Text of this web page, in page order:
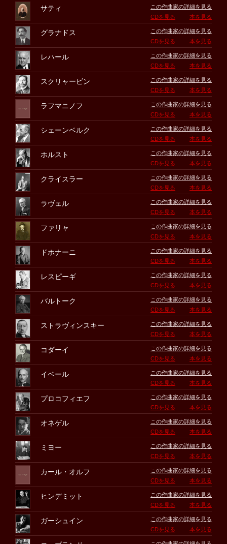
サティ
この作曲家の詳細を見る
CDを見る
本を見る
グラナドス
この作曲家の詳細を見る
CDを見る
本を見る
レハール
この作曲家の詳細を見る
CDを見る
本を見る
スクリャービン
この作曲家の詳細を見る
CDを見る
本を見る
ラフマニノフ
この作曲家の詳細を見る
CDを見る
本を見る
シェーンベルク
この作曲家の詳細を見る
CDを見る
本を見る
ホルスト
この作曲家の詳細を見る
CDを見る
本を見る
クライスラー
この作曲家の詳細を見る
CDを見る
本を見る
ラヴェル
この作曲家の詳細を見る
CDを見る
本を見る
ファリャ
この作曲家の詳細を見る
CDを見る
本を見る
ドホナーニ
この作曲家の詳細を見る
CDを見る
本を見る
レスピーギ
この作曲家の詳細を見る
CDを見る
本を見る
バルトーク
この作曲家の詳細を見る
CDを見る
本を見る
ストラヴィンスキー
この作曲家の詳細を見る
CDを見る
本を見る
コダーイ
この作曲家の詳細を見る
CDを見る
本を見る
イベール
この作曲家の詳細を見る
CDを見る
本を見る
プロコフィエフ
この作曲家の詳細を見る
CDを見る
本を見る
オネゲル
この作曲家の詳細を見る
CDを見る
本を見る
ミヨー
この作曲家の詳細を見る
CDを見る
本を見る
カール・オルフ
この作曲家の詳細を見る
CDを見る
本を見る
ヒンデミット
この作曲家の詳細を見る
CDを見る
本を見る
ガーシュイン
この作曲家の詳細を見る
CDを見る
本を見る